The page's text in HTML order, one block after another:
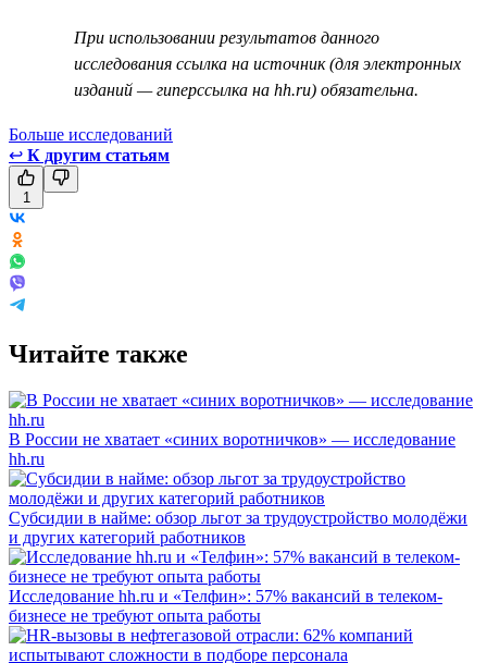
При использовании результатов данного
исследования ссылка на источник (для электронных
изданий — гиперссылка на hh.ru) обязательна.
Больше исследований
↩ К другим статьям
1
Читайте также
В России не хватает «синих воротничков» — исследование
hh.ru
Субсидии в найме: обзор льгот за трудоустройство молодёжи
и других категорий работников
Исследование hh.ru и «Телфин»: 57% вакансий в телеком-
бизнесе не требуют опыта работы